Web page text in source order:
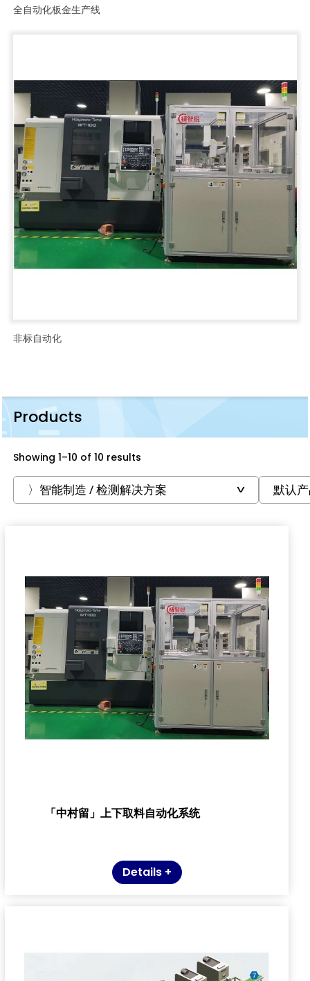
全自动化板金生产线
非标自动化
Products
Showing 1–10 of 10 results
「中村留」上下取料自动化系统
Details +